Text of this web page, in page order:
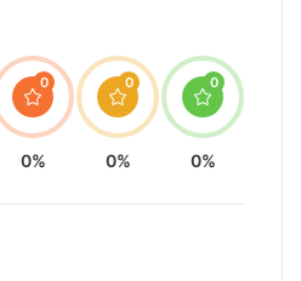
0
0%
0
0%
0
0%